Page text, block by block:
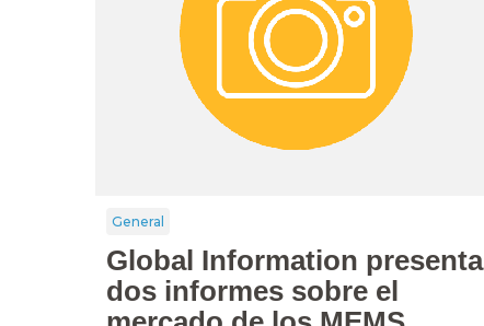
General
Global Information presenta
dos informes sobre el